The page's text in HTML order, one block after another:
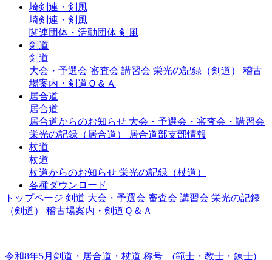
埼剣連・剣風
埼剣連・剣風
関連団体・活動団体 剣風
剣道
剣道
大会・予選会 審査会 講習会 栄光の記録（剣道） 稽古
場案内・剣道Ｑ＆Ａ
居合道
居合道
居合道からのお知らせ 大会・予選会・審査会・講習会
栄光の記録（居合道）
居合道部支部情報
杖道
杖道
杖道からのお知らせ 栄光の記録（杖道）
各種ダウンロード
トップページ 剣道 大会・予選会 審査会 講習会 栄光の記録
（剣道） 稽古場案内・剣道Ｑ＆Ａ
令和8年5月剣道・居合道・杖道 称号 (範士・教士・錬士)